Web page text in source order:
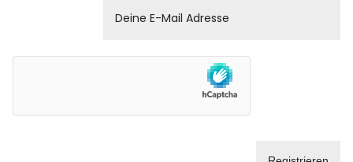
FacebookInstagram